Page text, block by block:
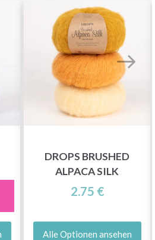
DROPS BRUSHED
ALPACA SILK
2.75 €
Alle Optionen ansehen